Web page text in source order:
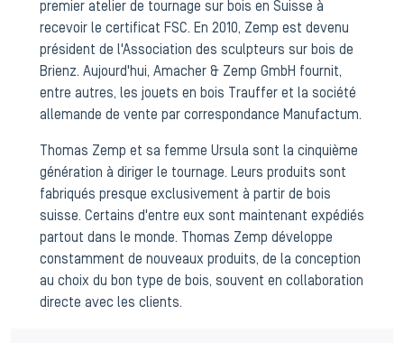
premier atelier de tournage sur bois en Suisse à
recevoir le certificat FSC. En 2010, Zemp est devenu
président de l'Association des sculpteurs sur bois de
Brienz. Aujourd'hui, Amacher & Zemp GmbH fournit,
entre autres, les jouets en bois Trauffer et la société
allemande de vente par correspondance Manufactum.
Thomas Zemp et sa femme Ursula sont la cinquième
génération à diriger le tournage. Leurs produits sont
fabriqués presque exclusivement à partir de bois
suisse. Certains d'entre eux sont maintenant expédiés
partout dans le monde. Thomas Zemp développe
constamment de nouveaux produits, de la conception
au choix du bon type de bois, souvent en collaboration
directe avec les clients.